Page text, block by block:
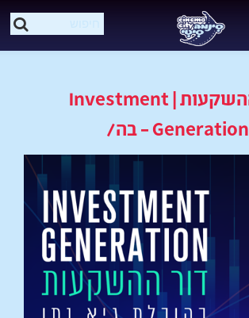
דור ההשקעות | Investment
Generation – בה/